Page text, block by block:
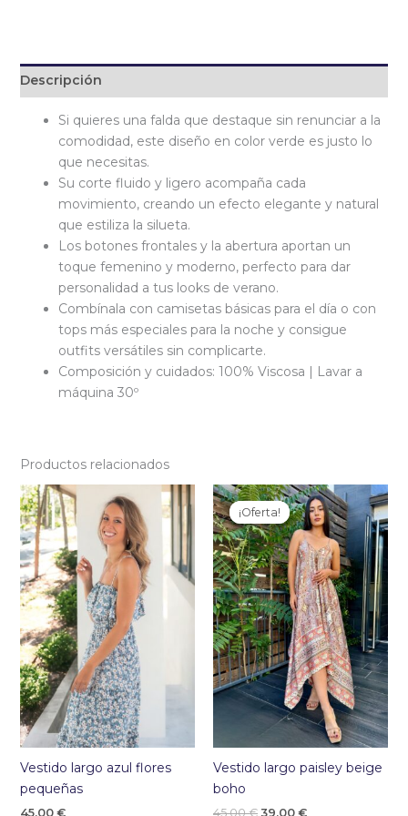
Descripción
Si quieres una falda que destaque sin renunciar a la
comodidad, este diseño en color verde es justo lo
que necesitas.
Su corte fluido y ligero acompaña cada
movimiento, creando un efecto elegante y natural
que estiliza la silueta.
Los botones frontales y la abertura aportan un
toque femenino y moderno, perfecto para dar
personalidad a tus looks de verano.
Combínala con camisetas básicas para el día o con
tops más especiales para la noche y consigue
outfits versátiles sin complicarte.
Composición y cuidados: 100% Viscosa | Lavar a
máquina 30º
Productos relacionados
Vestido largo azul flores
pequeñas
45,00 €
¡Oferta!
¡Oferta!
Vestido largo paisley beige
boho
45,00€ El
39,00 €El